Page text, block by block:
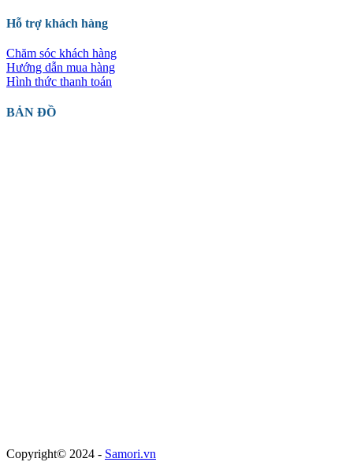
Hỗ trợ khách hàng
Chăm sóc khách hàng
Hướng dẫn mua hàng
Hình thức thanh toán
BẢN ĐỒ
Copyright© 2024 - Samori.vn